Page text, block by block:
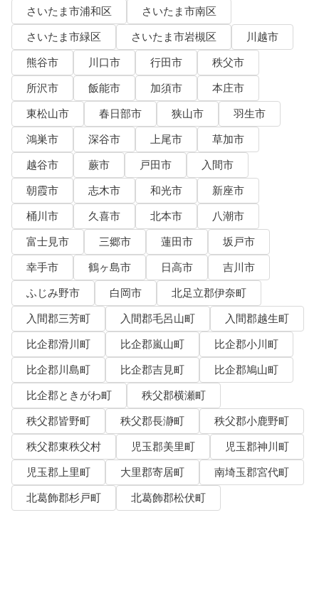
さいたま市浦和区
さいたま市南区
さいたま市緑区
さいたま市岩槻区
川越市
熊谷市
川口市 行田市
秩父市
所沢市
飯能市 加須市
本庄市
東松山市
春日部市 狭山市
羽生市
鴻巣市
深谷市 上尾市
草加市
越谷市
蕨市 戸田市
入間市
朝霞市
志木市 和光市
新座市
桶川市
久喜市 北本市
八潮市
富士見市
三郷市 蓮田市
坂戸市
幸手市
鶴ヶ島市 日高市
吉川市
ふじみ野市
白岡市
北足立郡伊奈町
入間郡三芳町
入間郡毛呂山町
入間郡越生町
比企郡滑川町
比企郡嵐山町
比企郡小川町
比企郡川島町
比企郡吉見町
比企郡鳩山町
比企郡ときがわ町
秩父郡横瀬町
秩父郡皆野町
秩父郡長瀞町
秩父郡小鹿野町
秩父郡東秩父村
児玉郡美里町
児玉郡神川町
児玉郡上里町
大里郡寄居町
南埼玉郡宮代町
北葛飾郡杉戸町
北葛飾郡松伏町